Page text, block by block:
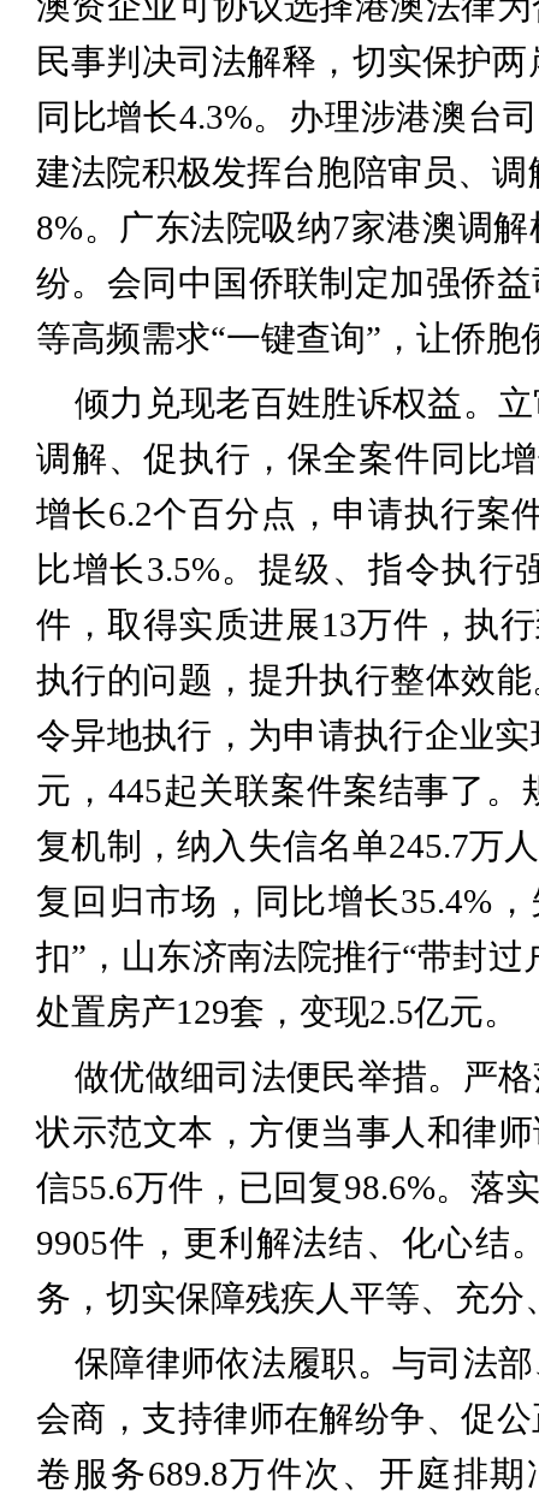
民事判决司法解释，切实保护
同比增长4.3%。办理涉港澳台
建法院积极发挥台胞陪审员、
8%。广东法院吸纳7家港澳调
纷。会同中国侨联制定加强侨
等高频需求“一键查询”，让侨
倾力兑现老百姓胜诉权益。
调解、促执行，保全案件同比
增长6.2个百分点，申请执行案
比增长3.5%。提级、指令执行
件，取得实质进展13万件，执
执行的问题，提升执行整体效
令异地执行，为申请执行企业
元，445起关联案件案结事了
复机制，纳入失信名单245.7万
复回归市场，同比增长35.4%
扣”，山东济南法院推行“带封
处置房产129套，变现2.5亿元。
做优做细司法便民举措。严
状示范文本，方便当事人和律
信55.6万件，已回复98.6%。落
9905件，更利解法结、化心结
务，切实保障残疾人平等、充分
保障律师依法履职。与司法
会商，支持律师在解纷争、促
卷服务689.8万件次、开庭排